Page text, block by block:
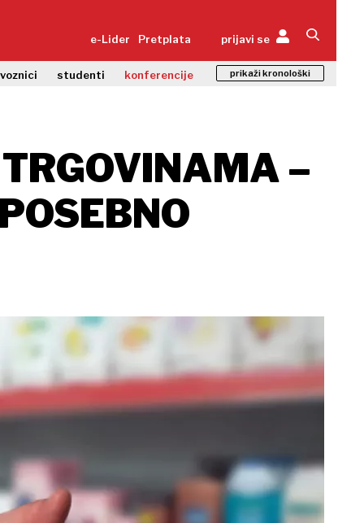
e-Lider Pretplata prijavi se
studenti konferencije prikaži kronološki
–